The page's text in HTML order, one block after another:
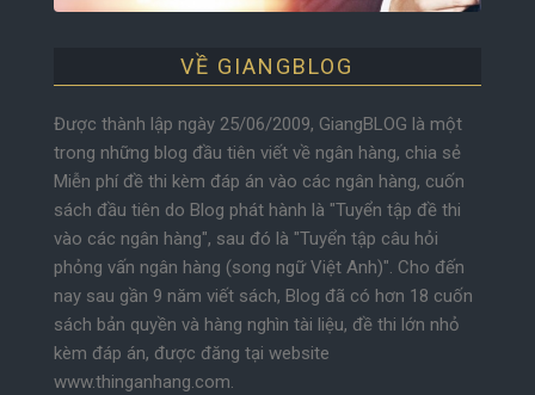
VỀ GIANGBLOG
Được thành lập ngày 25/06/2009, GiangBLOG là một
trong những blog đầu tiên viết về ngân hàng, chia sẻ
Miễn phí đề thi kèm đáp án vào các ngân hàng, cuốn
sách đầu tiên do Blog phát hành là "Tuyển tập đề thi
vào các ngân hàng", sau đó là "Tuyển tập câu hỏi
phỏng vấn ngân hàng (song ngữ Việt Anh)". Cho đến
nay sau gần 9 năm viết sách, Blog đã có hơn 18 cuốn
sách bản quyền và hàng nghìn tài liệu, đề thi lớn nhỏ
kèm đáp án, được đăng tại website
www.thinganhang.com.